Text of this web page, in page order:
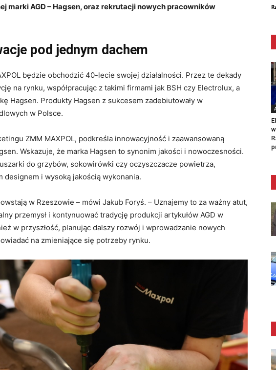
marki AGD – Hagsen, oraz rekrutacji nowych pracowników
pod jednym dachem
będzie obchodzić 40-lecie swojej działalności. Przez te dekady
na rynku, współpracując z takimi firmami jak BSH czy Electrolux, a
Hagsen. Produkty Hagsen z sukcesem zadebiutowały w
w Polsce.
ZMM MAXPOL, podkreśla innowacyjność i zaawansowaną
Wskazuje, że marka Hagsen to synonim jakości i nowoczesności.
do grzybów, sokowirówki czy oczyszczacze powietrza,
designem i wysoką jakością wykonania.
w Rzeszowie – mówi Jakub Foryś. – Uznajemy to za ważny atut,
przemysł i kontynuować tradycję produkcji artykułów AGD w
w przyszłość, planując dalszy rozwój i wprowadzanie nowych
na zmieniające się potrzeby rynku.